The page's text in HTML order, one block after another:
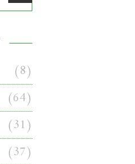
(8)
(64)
(31)
(37)